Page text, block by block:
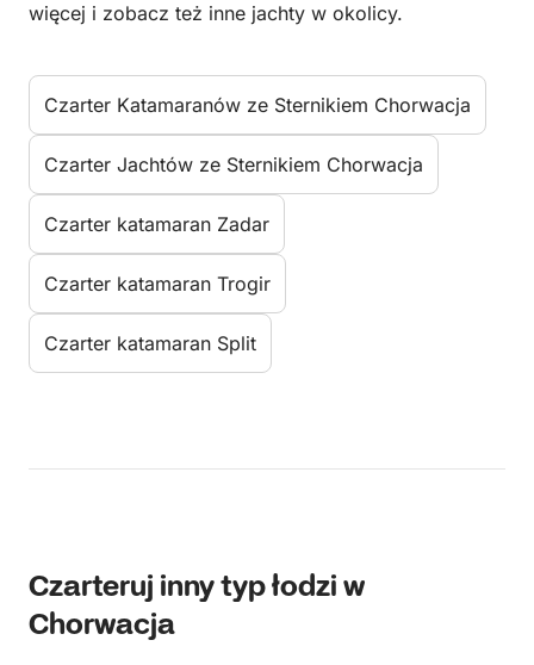
więcej i zobacz też inne jachty w okolicy.
Czarter Katamaranów ze Sternikiem Chorwacja
Czarter Jachtów ze Sternikiem Chorwacja
Czarter katamaran Zadar
Czarter katamaran Trogir
Czarter katamaran Split
Czarteruj inny typ łodzi w
Chorwacja